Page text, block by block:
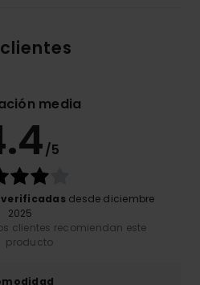
media
/5
verificadas desde diciembre
2025
clientes recomiendan este
producto